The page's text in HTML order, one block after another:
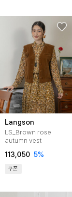
Langson
LS_Brown rose
autumn vest
113,050 5%
쿠폰